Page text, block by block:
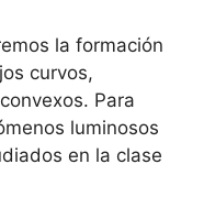
la formación
curvos,
Para
luminosos
en la clase